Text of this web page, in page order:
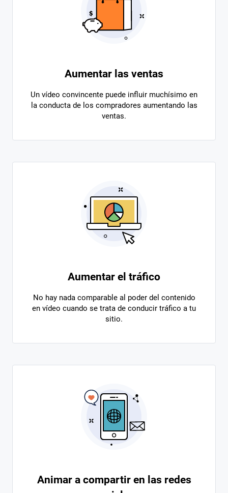
Aumentar las ventas
Un vídeo convincente puede influir muchísimo en
la conducta de los compradores aumentando las
ventas.
Aumentar el tráfico
No hay nada comparable al poder del contenido
en vídeo cuando se trata de conducir tráfico a tu
sitio.
Animar a compartir en las redes